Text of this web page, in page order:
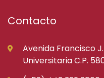
Contacto
Avenida Francisco
Universitaria C.P.